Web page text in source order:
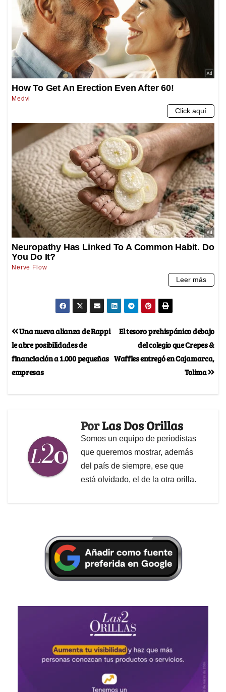
El tesoro prehispánico debajo
del colegio que Crepes &
Waffles entregó en Cajamarca,
Tolima
Una nueva alianza de Rappi
le abre posibilidades de
financiación a 1.000 pequeñas
empresas
PorLas Dos Orillas
Somos un equipo de periodistas
que queremos mostrar, además
del país de siempre, ese que
está olvidado, el de la otra orilla.